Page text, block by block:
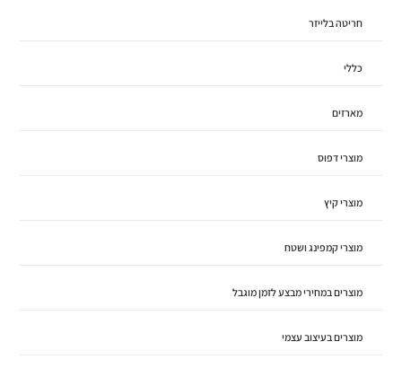
חריטה בלייזר
כללי
מארזים
מוצרי דפוס
מוצרי קיץ
מוצרי קמפינג ושטח
מוצרים במחירי מבצע לזמן מוגבל
מוצרים בעיצוב עצמי